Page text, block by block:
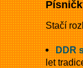
Stačí
DDR
let